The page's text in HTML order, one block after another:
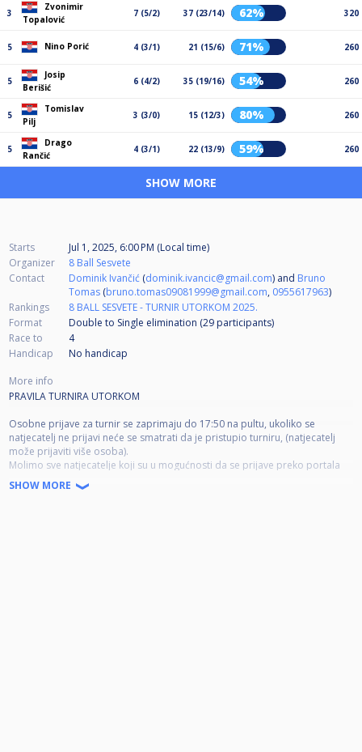
3
Zvonimir
Topalović
7 (5/2) 37 (23/14) 62% 320
5 Nino Porić 4 (3/1) 21 (15/6) 71% 260
5
Josip
Berišić
6 (4/2) 35 (19/16) 54% 260
5
Tomislav
Pilj
3 (3/0) 15 (12/3) 80% 260
5
Drago
Rančić
4 (3/1) 22 (13/9) 59% 260
SHOW MORE
Starts
Jul 1, 2025, 6:00 PM (Local time)
Organizer
8 Ball Sesvete
Contact
Dominik Ivančić (dominik.ivancic@gmail.com) and Bruno
Tomas (bruno.tomas09081999@gmail.com, 0955617963)
Rankings
8 BALL SESVETE - TURNIR UTORKOM 2025.
Format
Double to Single elimination (29 participants)
Race to
4
Handicap
No handicap
More info
PRAVILA TURNIRA UTORKOM
Osobne prijave za turnir se zaprimaju do 17:50 na pultu, ukoliko se
natjecatelj ne prijavi neće se smatrati da je pristupio turniru, (natjecatelj
može prijaviti više osoba).
Molimo sve natjecatelje koji su u mogućnosti da se prijave preko portala
cuescore.com, rok prijave na cuescore.com je 17:59 (prije izvlačenja).
Molio sve natjecatelje da podmire kotizaciju prije početka turnira.
SHOW MORE